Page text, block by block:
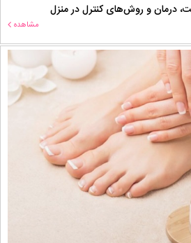
درمان و روش‌های کنترل در منزل
مشاهده